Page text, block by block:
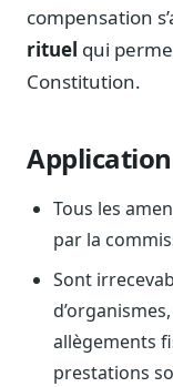
Guides
Blog &
1027 termes
Glossaire
Lexique par
Sources
23 flux indexés
compensation
rituel qui
Constitution.
Tous les
par la
Sont
allègements
prestations